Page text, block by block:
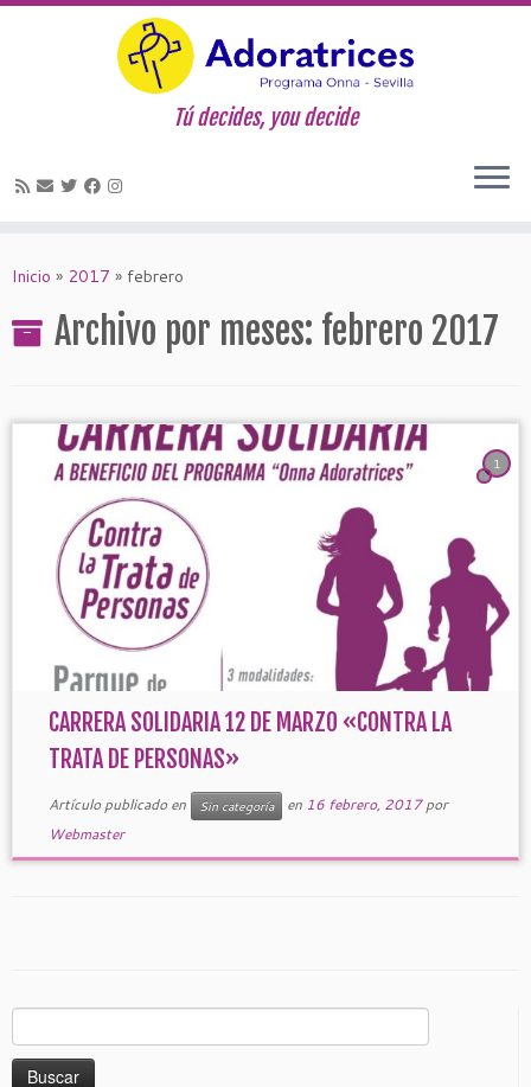
Tú decides, you decide
Inicio » 2017 » febrero
Archivo por meses: febrero 2017
1
CARRERA SOLIDARIA 12 DE MARZO «CONTRA LA
TRATA DE PERSONAS»
Artículo publicado en Sin categoría en 16 febrero, 2017 por
Webmaster